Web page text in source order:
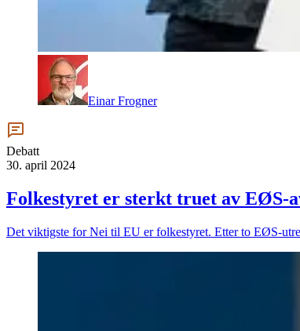
Einar Frogner
Debatt
30. april 2024
Folkestyret er sterkt truet av EØS-
Det viktigste for Nei til EU er folkestyret. Etter to EØS-